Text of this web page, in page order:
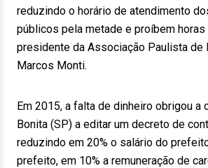
reduzindo o horário de atendimento
públicos pela metade e proíbem horas
presidente da Associação Paulista de
Marcos Monti.
Em 2015, a falta de dinheiro obrigou a
Bonita (SP) a editar um decreto de
reduzindo em 20% o salário do
prefeito, em 10% a remuneração de